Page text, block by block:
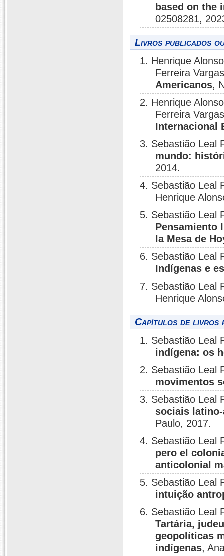
based on the
02508281,
Livros publicados
1. Henrique
Ferreira
Americanos,
2. Henrique
Ferreira
Internacional
3. Sebastião Leal
mundo:
2014.
4. Sebastião Leal
Henrique
5. Sebastião Leal
Pensamiento
la Mesa de
6. Sebastião Leal
Indígenas e
7. Sebastião Leal
Henrique
Capítulos de livros
1. Sebastião Leal
indígena: os
2. Sebastião Leal
movimentos
3. Sebastião Leal
sociais
Paulo, 2017.
4. Sebastião Leal
pero el
anticolonial
5. Sebastião Leal
intuição
6. Sebastião Leal
Tartária,
geopolíticas
indígenas,